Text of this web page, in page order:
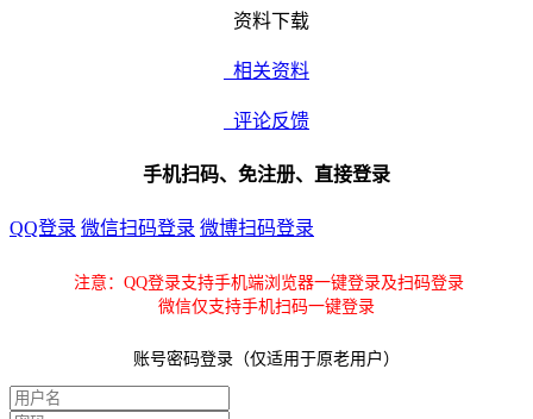
资料下载
相关资料
评论反馈
手机扫码、免注册、直接登录
QQ登录 微信扫码登录 微博扫码登录
注意：QQ登录支持手机端浏览器一键登录及扫码登录
微信仅支持手机扫码一键登录
账号密码登录（仅适用于原老用户）